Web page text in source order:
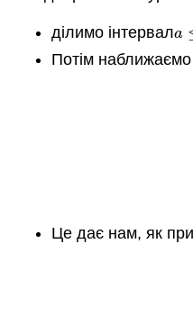
ділимо інтервалa
a≤
Потім
Це дає нам, як